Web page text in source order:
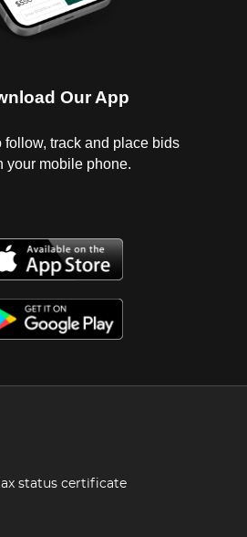
Our App
follow, track and place bids
your mobile phone.
status certificate